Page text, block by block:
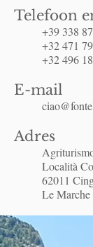
Telefoon
+39 338
+32 471
+32 496
E-mail
Adres
Località
62011
Le Marche